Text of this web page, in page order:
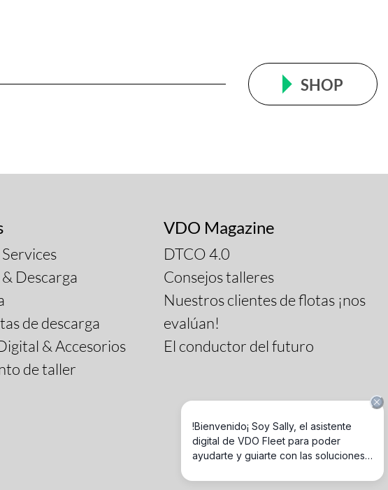
SHOP
Descarga
de descarga
& Accesorios
de taller
VDO Magazine
DTCO 4.0
Consejos talleres
Nuestros clientes de flotas ¡nos
evalúan!
El conductor del futuro